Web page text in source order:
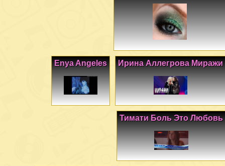
Ирина Аллегрова Миражи
Enya Angeles
Тимати Боль Это Любовь